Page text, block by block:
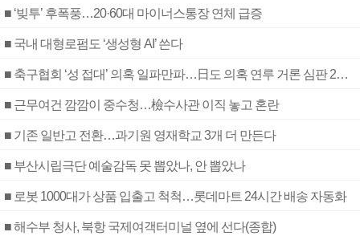
■ ‘빚투’ 후폭풍…20·60대 마이너스통장 연체 급증
■ 국내 대형로펌도 ‘생성형 AI’ 쓴다
■ 축구협회 ‘성 접대’ 의혹 일파만파…日도 의혹 연루 거론 심판 2명 조사
■ 근무여건 깜깜이 중수청…檢수사관 이직 놓고 혼란
■ 기존 일반고 전환…과기원 영재학교 3개 더 만든다
■ 부산시립극단 예술감독 못 뽑았나, 안 뽑았나
■ 로봇 1000대가 상품 입출고 척척…롯데마트 24시간 배송 자동화
■ 해수부 청사, 북항 국제여객터미널 옆에 선다(종합)